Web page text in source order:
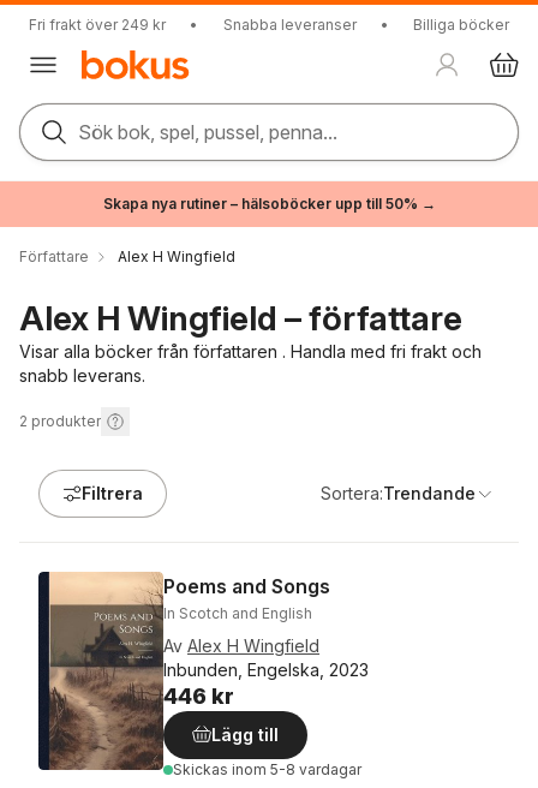
Fri frakt över 249 kr • Snabba leveranser • Billiga böcker
Sök bok, spel, pussel, penna...
Skapa nya rutiner – hälsoböcker upp till 50% →
Författare Alex H Wingfield
Alex H Wingfield – författare
Visar alla böcker från författaren . Handla med fri frakt och
snabb leverans.
2 produkter
Filtrera Sortera:Trendande
Poems and Songs
In Scotch and English
Av Alex H Wingfield
Inbunden, Engelska, 2023
446 kr
Lägg till
Skickas inom 5-8 vardagar